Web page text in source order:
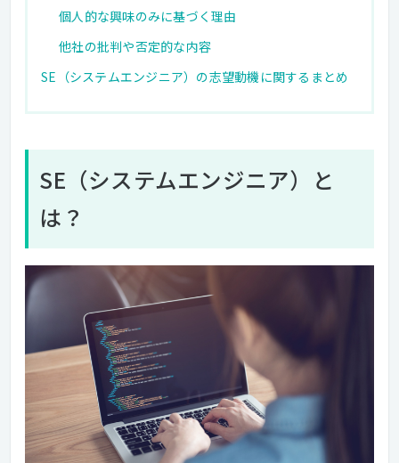
個人的な興味のみに基づく理由
他社の批判や否定的な内容
SE（システムエンジニア）の志望動機に関するまとめ
SE（システムエンジニア）と
は？